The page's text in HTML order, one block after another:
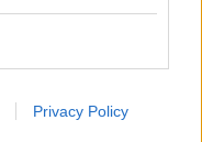
Privacy Policy